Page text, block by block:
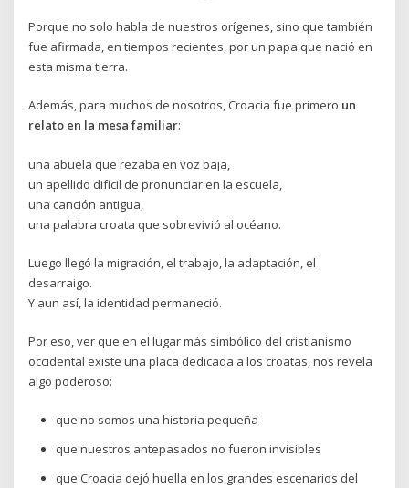
Porque no solo habla de nuestros orígenes, sino que también
fue afirmada, en tiempos recientes, por un papa que nació en
esta misma tierra.
Además, para muchos de nosotros, Croacia fue primero un
relato en la mesa familiar:
una abuela que rezaba en voz baja,
un apellido difícil de pronunciar en la escuela,
una canción antigua,
una palabra croata que sobrevivió al océano.
Luego llegó la migración, el trabajo, la adaptación, el
desarraigo.
Y aun así, la identidad permaneció.
Por eso, ver que en el lugar más simbólico del cristianismo
occidental existe una placa dedicada a los croatas, nos revela
algo poderoso:
que no somos una historia pequeña
que nuestros antepasados no fueron invisibles
que Croacia dejó huella en los grandes escenarios del